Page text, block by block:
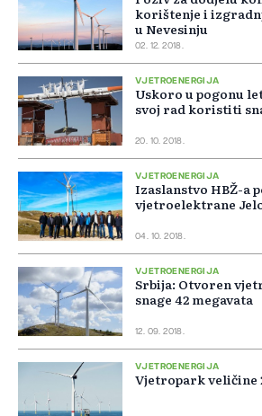
korištenje i
u Nevesinju
02. 12. 2018.
VJETROENERGIJA
Uskoro u pogonu
svoj rad koristiti
20. 10. 2018.
VJETROENERGIJA
Izaslanstvo HBŽ-a
vjetroelektrane
04. 10. 2018.
VJETROENERGIJA
Srbija: Otvoren
snage 42 megavata
12. 09. 2018.
VJETROENERGIJA
Vjetropark veličine